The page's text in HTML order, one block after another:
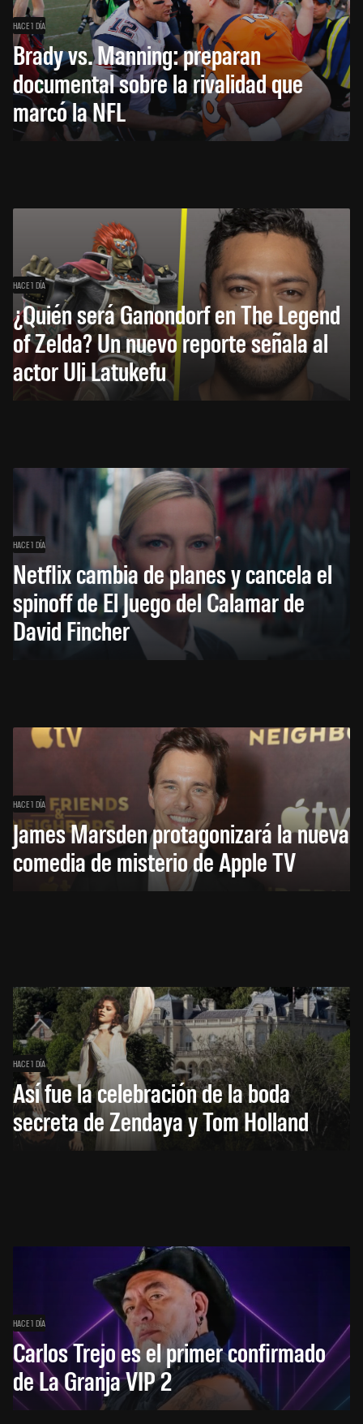
HACE 1 DÍA
Brady vs. Manning: preparan
documental sobre la rivalidad que
marcó la NFL
HACE 1 DÍA
¿Quién será Ganondorf en The Legend
of Zelda? Un nuevo reporte señala al
actor Uli Latukefu
HACE 1 DÍA
Netflix cambia de planes y cancela el
spinoff de El Juego del Calamar de
David Fincher
HACE 1 DÍA
James Marsden protagonizará la nueva
comedia de misterio de Apple TV
HACE 1 DÍA
Así fue la celebración de la boda
secreta de Zendaya y Tom Holland
HACE 1 DÍA
Carlos Trejo es el primer confirmado
de La Granja VIP 2